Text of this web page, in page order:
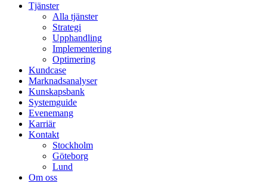
Tjänster
Alla tjänster
Strategi
Upphandling
Implementering
Optimering
Kundcase
Marknadsanalyser
Kunskapsbank
Systemguide
Evenemang
Karriär
Kontakt
Stockholm
Göteborg
Lund
Om oss